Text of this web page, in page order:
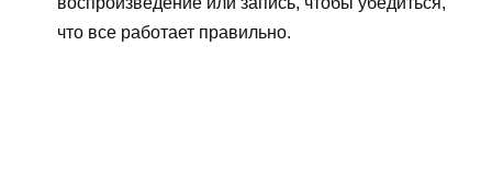
что все работает правильно.